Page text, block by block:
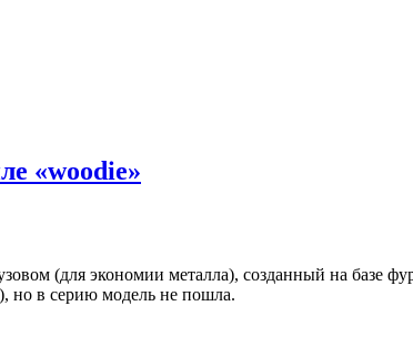
«woodie»
(для экономии металла), созданный на базе
но в серию модель не пошла.